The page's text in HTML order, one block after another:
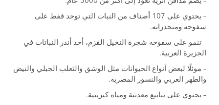
– يحتوي على 107 أصناف من النبات التي توجد فقط على
سفوحه ومنحدراته.
– تنمو على سفوحه شجرة النخيل القزم، أحد أندر النباتات في
الجزيرة العربية.
– موئلًا لبعض أنواع الحيوانات مثل الوشق والثعلب الجبلي والنيض
والطهر العربي والنسور المصرية.
– يحتوي على ينابيع معدنية ومياه كبريتية.